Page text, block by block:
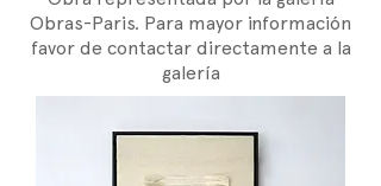
Obras-Paris. Para mayor información
favor de contactar directamente a la
galería​